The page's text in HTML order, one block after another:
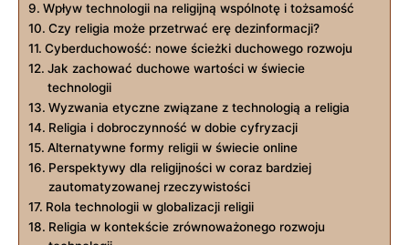
Wpływ technologii na religijną wspólnotę i tożsamość
Czy religia może przetrwać erę dezinformacji?
Cyberduchowość: nowe ścieżki duchowego rozwoju
Jak zachować duchowe wartości w świecie
technologii
Wyzwania etyczne związane z technologią a religia
Religia i dobroczynność w dobie cyfryzacji
Alternatywne formy religii w świecie online
Perspektywy dla religijności w coraz bardziej
zautomatyzowanej rzeczywistości
Rola technologii w globalizacji religii
Religia w kontekście zrównoważonego rozwoju